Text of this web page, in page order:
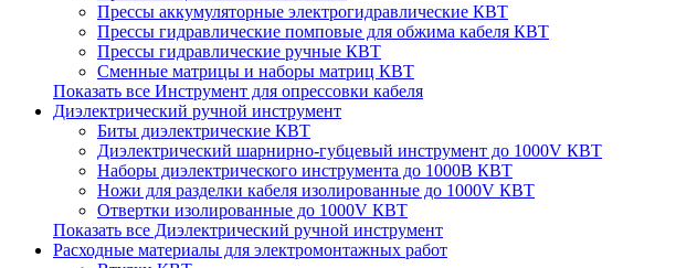
Прессы аккумуляторные электрогидравлические КВТ
Прессы гидравлические помповые для обжима кабеля КВТ
Прессы гидравлические ручные КВТ
Сменные матрицы и наборы матриц КВТ
Показать все Инструмент для опрессовки кабеля
Диэлектрический ручной инструмент
Биты диэлектрические КВТ
Диэлектрический шарнирно-губцевый инструмент до 1000V КВТ
Наборы диэлектрического инструмента до 1000В КВТ
Ножи для разделки кабеля изолированные до 1000V КВТ
Отвертки изолированные до 1000V КВТ
Показать все Диэлектрический ручной инструмент
Расходные материалы для электромонтажных работ